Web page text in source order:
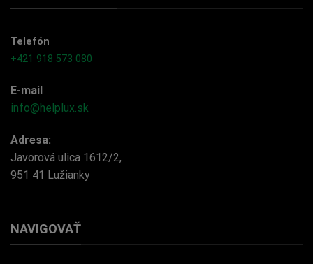
Telefón
+421 918 573 080
E-mail
info@helplux.sk
Adresa:
Javorová ulica 1612/2,
951 41 Lužianky
NAVIGOVAŤ